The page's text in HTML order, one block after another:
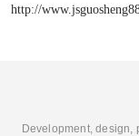
http://
Development, design,